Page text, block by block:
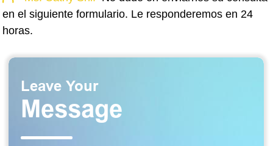
en el siguiente formulario. Le responderemos en 24
horas.